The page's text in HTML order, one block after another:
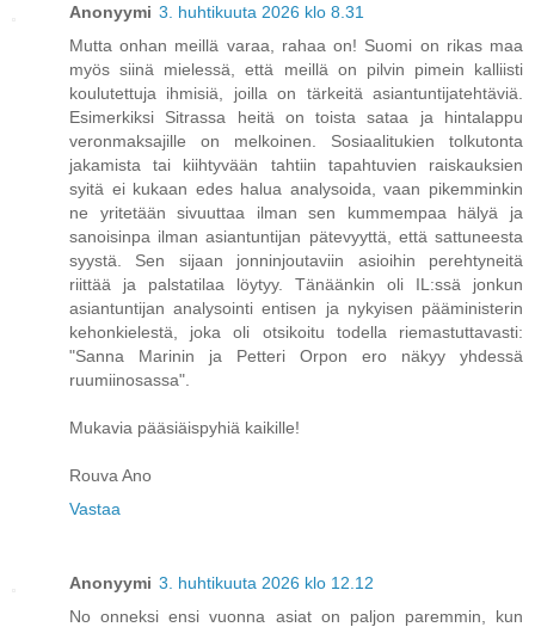
Anonyymi 3. huhtikuuta 2026 klo 8.31
Mutta onhan meillä varaa, rahaa on! Suomi on rikas maa
myös siinä mielessä, että meillä on pilvin pimein kalliisti
koulutettuja ihmisiä, joilla on tärkeitä asiantuntijatehtäviä.
Esimerkiksi Sitrassa heitä on toista sataa ja hintalappu
veronmaksajille on melkoinen. Sosiaalitukien tolkutonta
jakamista tai kiihtyvään tahtiin tapahtuvien raiskauksien
syitä ei kukaan edes halua analysoida, vaan pikemminkin
ne yritetään sivuuttaa ilman sen kummempaa hälyä ja
sanoisinpa ilman asiantuntijan pätevyyttä, että sattuneesta
syystä. Sen sijaan jonninjoutaviin asioihin perehtyneitä
riittää ja palstatilaa löytyy. Tänäänkin oli IL:ssä jonkun
asiantuntijan analysointi entisen ja nykyisen pääministerin
kehonkielestä, joka oli otsikoitu todella riemastuttavasti:
"Sanna Marinin ja Petteri Orpon ero näkyy yhdessä
ruumiinosassa".
Mukavia pääsiäispyhiä kaikille!
Rouva Ano
Vastaa
Anonyymi 3. huhtikuuta 2026 klo 12.12
No onneksi ensi vuonna asiat on paljon paremmin, kun